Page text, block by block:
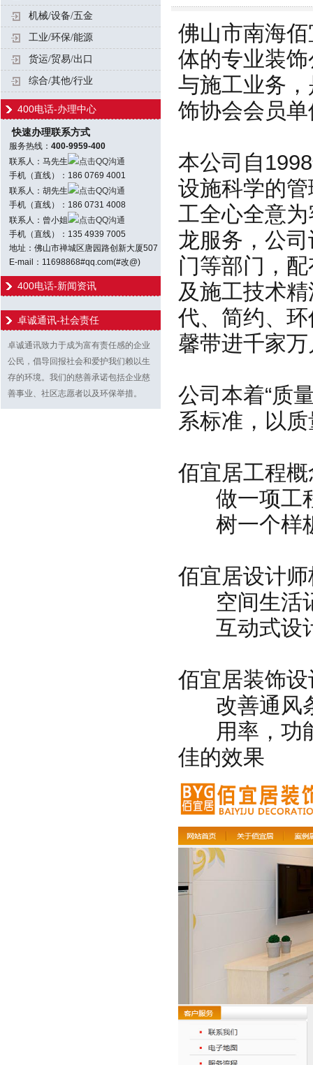
机械/设备/五金
工业/环保/能源
货运/贸易/出口
综合/其他/行业
400电话-办理中心
快速办理联系方式
服务热线： 400-9959-400
联系人：马先生
点击QQ沟通
手机（直线）：186 0769 4001
联系人：胡先生
点击QQ沟通
手机（直线）：186 0731 4008
联系人：曾小姐
点击QQ沟通
手机（直线）：135 4939 7005
地址：佛山市禅城区唐园路创新大厦507
E-mail：11698868#qq.com(#改@)
400电话-新闻资讯
卓诚通讯-社会责任
卓诚通讯致力于成为富有责任感的企业
公民，倡导回报社会和爱护我们赖以生
存的环境。我们的慈善承诺包括企业慈
善事业、社区志愿者以及环保举措。
佛山市南海
体的专业装
与施工业务
饰协会会员
本公司自
设施科学的
工全心全意
龙服务，公
门等部门，
及施工技术
代、简约、
馨带进千家
公司本着“质
系标准，以
佰宜居工程概
做一项工
树一个样
佰宜居设计
空间生活
互动式设
佰宜居装饰
改善通风条
用率，功能
佳的效果